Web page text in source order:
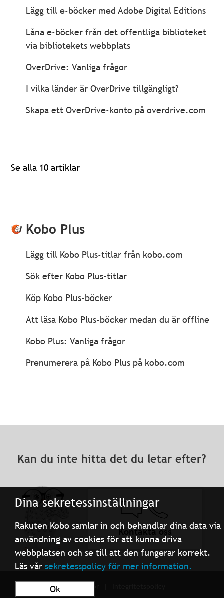
Dina sekretessinställningar
Rakuten Kobo samlar in och behandlar dina data via
användning av cookies för att kunna driva
webbplatsen och se till att den fungerar korrekt.
Läs vårsekretesspolicy för mer information.
Ok
Lägg till e-böcker med Adobe Digital Editions
Låna e-böcker från det offentliga biblioteket
via bibliotekets webbplats
OverDrive: Vanliga frågor
I vilka länder är OverDrive tillgängligt?
Skapa ett OverDrive-konto på overdrive.com
Se alla 10 artiklar
Kobo Plus
Lägg till Kobo Plus-titlar från kobo.com
Sök efter Kobo Plus-titlar
Köp Kobo Plus-böcker
Att läsa Kobo Plus-böcker medan du är offline
Kobo Plus: Vanliga frågor
Prenumerera på Kobo Plus på kobo.com
Kan du inte hitta det du letar efter?
Kontakta oss
Användarvillkor